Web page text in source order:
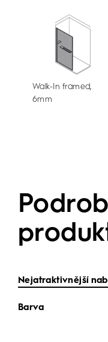
Walk-In framed,
6mm
Nejatraktivnější
Barva